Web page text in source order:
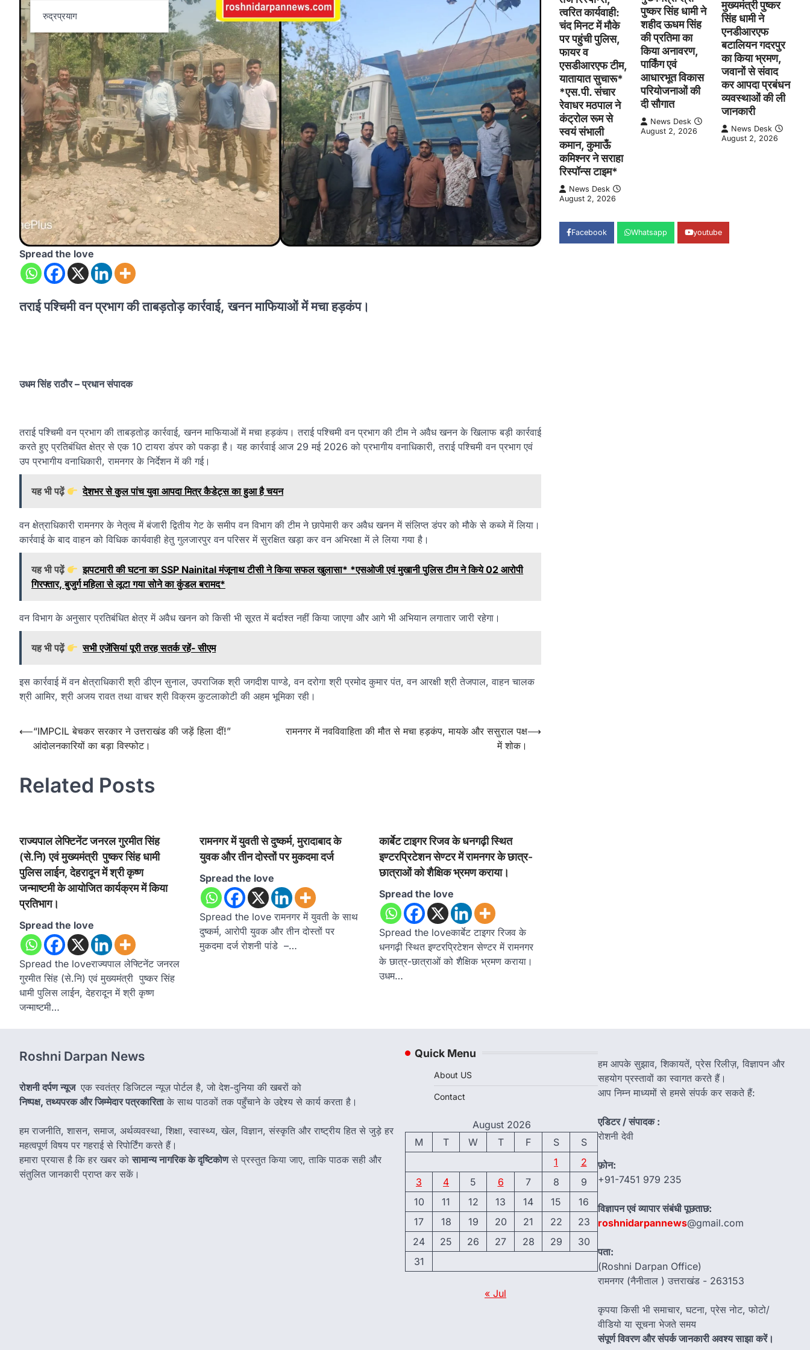
रुद्रप्रयाग
Spread the love
तराई पश्चिमी वन प्रभाग की ताबड़तोड़ कार्रवाई, खनन माफियाओं में मचा हड़कंप।
उधम सिंह राठौर – प्रधान संपादक
तराई पश्चिमी वन प्रभाग की ताबड़तोड़ कार्रवाई, खनन माफियाओं में मचा हड़कंप। तराई पश्चिमी वन प्रभाग की टीम ने अवैध खनन के खिलाफ बड़ी कार्रवाई
करते हुए प्रतिबंधित क्षेत्र से एक 10 टायरा डंपर को पकड़ा है। यह कार्रवाई आज 29 मई 2026 को प्रभागीय वनाधिकारी, तराई पश्चिमी वन प्रभाग एवं
उप प्रभागीय वनाधिकारी, रामनगर के निर्देशन में की गई।
यह भी पढ़ें देशभर से कुल पांच युवा आपदा मित्र कैडेट्स का हुआ है चयन
वन क्षेत्राधिकारी रामनगर के नेतृत्व में बंजारी द्वितीय गेट के समीप वन विभाग की टीम ने छापेमारी कर अवैध खनन में संलिप्त डंपर को मौके से कब्जे में लिया।
कार्रवाई के बाद वाहन को विधिक कार्यवाही हेतु गुलजारपुर वन परिसर में सुरक्षित खड़ा कर वन अभिरक्षा में ले लिया गया है।
यह भी पढ़ें
झपटमारी की घटना का SSP Nainital मंजूनाथ टीसी ने किया सफल खुलासा* *एसओजी एवं मुखानी पुलिस टीम ने किये 02 आरोपी
गिरफ्तार, बुजुर्ग महिला से लूटा गया सोने का कुंडल बरामद*
वन विभाग के अनुसार प्रतिबंधित क्षेत्र में अवैध खनन को किसी भी सूरत में बर्दाश्त नहीं किया जाएगा और आगे भी अभियान लगातार जारी रहेगा।
यह भी पढ़ें सभी एजेंसियां पूरी तरह सतर्क रहें- सीएम
इस कार्रवाई में वन क्षेत्राधिकारी श्री डीएन सुनाल, उपराजिक श्री जगदीश पाण्डे, वन दरोगा श्री प्रमोद कुमार पंत, वन आरक्षी श्री तेजपाल, वाहन चालक
श्री आमिर, श्री अजय रावत तथा वाचर श्री विक्रम कुटलाकोटी की अहम भूमिका रही।
Post
navigation
⟵“IMPCIL बेचकर सरकार ने उत्तराखंड की जड़ें हिला दीं!”
आंदोलनकारियों का बड़ा विस्फोट।
रामनगर में नवविवाहिता की मौत से मचा हड़कंप, मायके और ससुराल पक्ष
में शोक।
⟶
Related Posts
राज्यपाल लेफ्टिनेंट जनरल गुरमीत सिंह
(से.नि) एवं मुख्यमंत्री पुष्कर सिंह धामी
पुलिस लाईन, देहरादून में श्री कृष्ण
जन्माष्टमी के आयोजित कार्यक्रम में किया
प्रतिभाग।
Spread the love
Spread the loveराज्यपाल लेफ्टिनेंट जनरल
गुरमीत सिंह (से.नि) एवं मुख्यमंत्री पुष्कर सिंह
धामी पुलिस लाईन, देहरादून में श्री कृष्ण
जन्माष्टमी…
रामनगर में युवती से दुष्कर्म, मुरादाबाद के
युवक और तीन दोस्तों पर मुकदमा दर्ज
Spread the love
Spread the love रामनगर में युवती के साथ
दुष्कर्म, आरोपी युवक और तीन दोस्तों पर
मुकदमा दर्ज रोशनी पांडे –…
कार्बेट टाइगर रिजव के धनगढ़ी स्थित
इण्टरप्रिटेशन सेण्टर में रामनगर के छात्र-
छात्राओं को शैक्षिक भ्रमण कराया।
Spread the love
Spread the loveकार्बेट टाइगर रिजव के
धनगढ़ी स्थित इण्टरप्रिटेशन सेण्टर में रामनगर
के छात्र-छात्राओं को शैक्षिक भ्रमण कराया।
उधम…
त्वरित कार्यवाही:
चंद मिनट में मौके
पर पहुंची पुलिस,
फायर व
एसडीआरएफ टीम,
यातायात सुचारू*
*एस.पी. संचार
रेवाधर मठपाल ने
कंट्रोल रूम से
स्वयं संभाली
कमान, कुमाऊँ
कमिश्नर ने सराहा
रिस्पॉन्स टाइम*
News Desk
August 2, 2026
पुष्कर सिंह धामी ने
शहीद ऊधम सिंह
की प्रतिमा का
किया अनावरण,
पार्किंग एवं
आधारभूत विकास
परियोजनाओं की
दी सौगात
News Desk
August 2, 2026
मुख्यमंत्री पुष्कर
सिंह धामी ने
एनडीआरएफ
बटालियन गदरपुर
का किया भ्रमण,
जवानों से संवाद
कर आपदा प्रबंधन
व्यवस्थाओं की ली
जानकारी
News Desk
August 2, 2026
Facebook Whatsapp youtube
Roshni Darpan News
रोशनी दर्पण न्यूज एक स्वतंत्र डिजिटल न्यूज़ पोर्टल है, जो देश-दुनिया की खबरों को
निष्पक्ष, तथ्यपरक और जिम्मेदार पत्रकारिताके साथ पाठकों तक पहुँचाने के उद्देश्य से कार्य करता है।
हम राजनीति, शासन, समाज, अर्थव्यवस्था, शिक्षा, स्वास्थ्य, खेल, विज्ञान, संस्कृति और राष्ट्रीय हित से जुड़े हर
महत्वपूर्ण विषय पर गहराई से रिपोर्टिंग करते हैं।
हमारा प्रयास है कि हर खबर कोसामान्य नागरिक के दृष्टिकोणसे प्रस्तुत किया जाए, ताकि पाठक सही और
संतुलित जानकारी प्राप्त कर सकें।
Quick Menu
About US
Contact
August 2026
M
T W T F S
S
1
2
3
4 5 6 7 8
9
10
11 12 13 14 15
16
17
18 19 20 21 22
23
24
25 26 27 28 29
30
31
« Jul
हम आपके सुझाव, शिकायतें, प्रेस रिलीज़, विज्ञापन और
सहयोग प्रस्तावों का स्वागत करते हैं।
आप निम्न माध्यमों से हमसे संपर्क कर सकते हैं:
एडिटर / संपादक :
रोशनी देवी
फ़ोन:
+91-7451 979 235
विज्ञापन एवं व्यापार संबंधी पूछताछ:
roshnidarpannews@gmail.com
पता:
(Roshni Darpan Office)
रामनगर (नैनीताल ) उत्तराखंड - 263153
कृपया किसी भी समाचार, घटना, प्रेस नोट, फोटो/
वीडियो या सूचना भेजते समय
संपूर्ण विवरण और संपर्क जानकारी अवश्य साझा करें।